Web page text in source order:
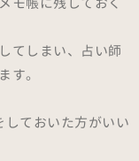
てしまい、占い師
。
ておいた方がいい